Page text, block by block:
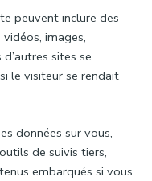
peuvent inclure des
images,
sites se
le visiteur se rendait
données sur vous,
de suivis tiers,
embarqués si vous